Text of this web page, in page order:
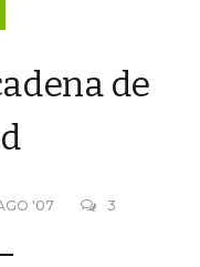
de
'07 3